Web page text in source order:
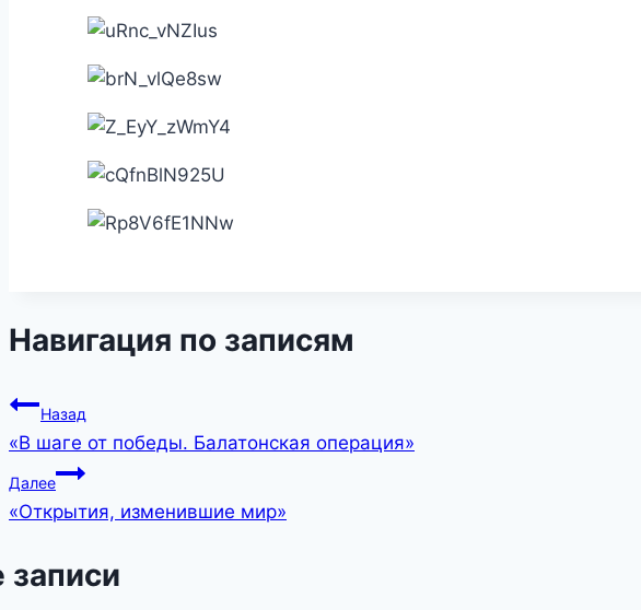
Навигация по записям
Назад
«В шаге от победы. Балатонская операция»
Далее
«Открытия, изменившие мир»